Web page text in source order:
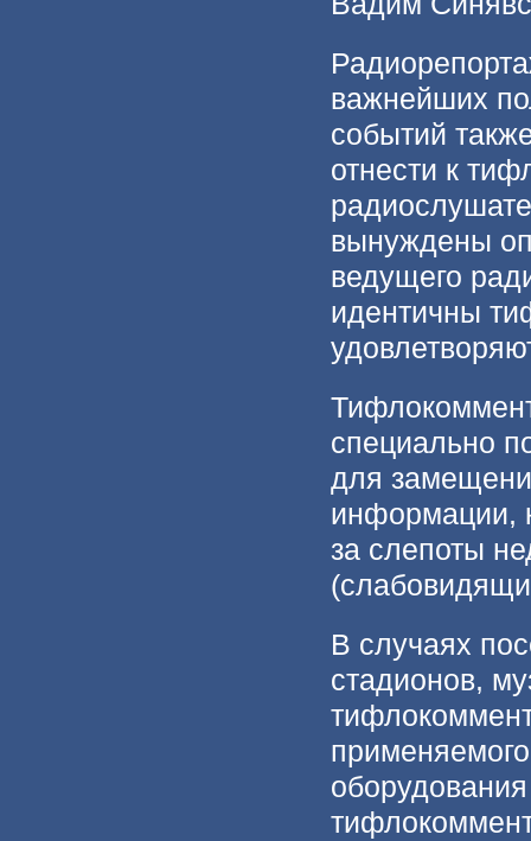
важнейших
событий
отнести к
вынуждены
ведущего
идентичны
специально
для
информации,
за слепоты
В случаях
стадионов,